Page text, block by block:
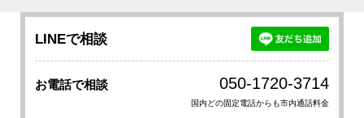
LINEで相談
お電話で相談 050-1720-3714
国内どの固定電話からも市内通話料金